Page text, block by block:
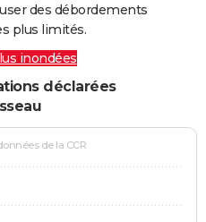
des débordements
plus limités.
inondées
déclarées
de la CCR